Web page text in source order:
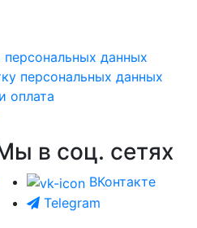
данных
персональных данных
оплата
в соц. сетях
ВКонтакте
Telegram